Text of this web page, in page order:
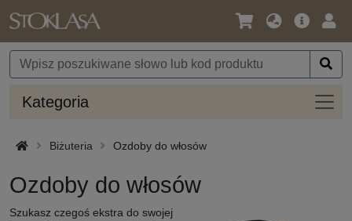
Język
Waluta
Oferta
Kategoria
Biżuteria Ozdoby do włosów
Ozdoby do włosów
Szukasz czegoś ekstra do swojej